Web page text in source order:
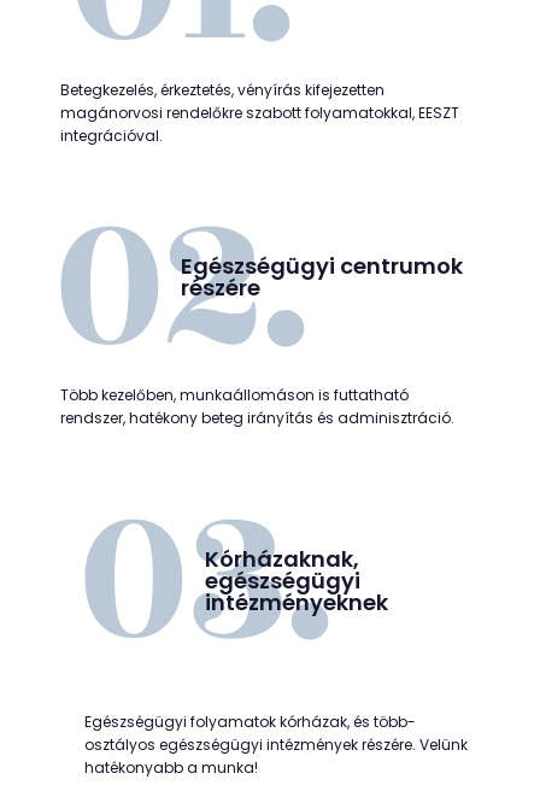
Betegkezelés, érkeztetés, vényírás kifejezetten
magánorvosi rendelőkre szabott folyamatokkal, EESZT
integrációval.
Egészségügyi centrumok
részére
Több kezelőben, munkaállomáson is futtatható
rendszer, hatékony beteg irányítás és adminisztráció.
Kórházaknak,
egészségügyi
intézményeknek
Egészségügyi folyamatok kórházak, és több-
osztályos egészségügyi intézmények részére. Velünk
hatékonyabb a munka!